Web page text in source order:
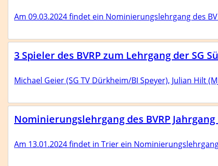
Am 09.03.2024 findet ein Nominierungslehrgang des
3 Spieler des BVRP zum Lehrgang der SG
Michael Geier (SG TV Dürkheim/BI Speyer), Julian Hilt
Nominierungslehrgang des BVRP
Am 13.01.2024 findet in Trier ein